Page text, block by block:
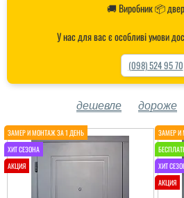
🚚 Виробник 📦
У нас для вас є особливі умови
(098) 524 95 70
дешевле дороже